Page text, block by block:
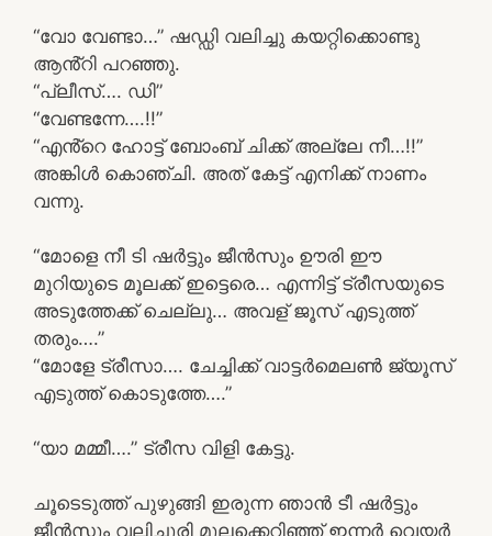
“വോ വേണ്ടാ…” ഷഡ്ഡി വലിച്ചു കയറ്റിക്കൊണ്ടു
ആൻ്റി പറഞ്ഞു.
“പ്ലീസ്…. ഡി”
“വേണ്ടന്നേ….!!”
“എൻ്റെ ഹോട്ട് ബോംബ് ചിക്ക് അല്ലേ നീ…!!”
അങ്കിൾ കൊഞ്ചി. അത് കേട്ട് എനിക്ക് നാണം
വന്നു.
“മോളെ നീ ടി ഷർട്ടും ജീൻസും ഊരി ഈ
മുറിയുടെ മൂലക്ക് ഇട്ടെരെ… എന്നിട്ട് ട്രീസയുടെ
അടുത്തേക്ക് ചെല്ലു… അവള് ജൂസ് എടുത്ത്
തരും….”
“മോളേ ട്രീസാ…. ചേച്ചിക്ക് വാട്ടർമെലൺ ജ്യൂസ്
എടുത്ത് കൊടുത്തേ….”
“യാ മമ്മീ….” ട്രീസ വിളി കേട്ടു.
ചൂടെടുത്ത് പുഴുങ്ങി ഇരുന്ന ഞാൻ ടീ ഷർട്ടും
ജീൻസും വലിച്ചൂരി മൂലക്കെറിഞ്ഞ് ഇന്നർ വെയർ